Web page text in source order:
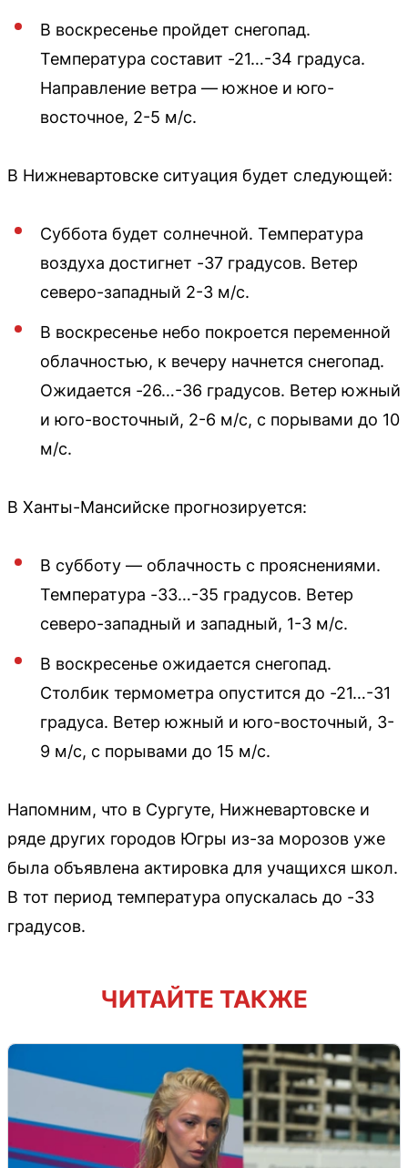
В воскресенье пройдет снегопад.
Температура составит -21…-34 градуса.
Направление ветра — южное и юго-
восточное, 2-5 м/с.
В Нижневартовске ситуация будет следующей:
Суббота будет солнечной. Температура
воздуха достигнет -37 градусов. Ветер
северо-западный 2-3 м/с.
В воскресенье небо покроется переменной
облачностью, к вечеру начнется снегопад.
Ожидается -26…-36 градусов. Ветер южный
и юго-восточный, 2-6 м/с, с порывами до 10
м/с.
В Ханты-Мансийске прогнозируется:
В субботу — облачность с прояснениями.
Температура -33…-35 градусов. Ветер
северо-западный и западный, 1-3 м/с.
В воскресенье ожидается снегопад.
Столбик термометра опустится до -21…-31
градуса. Ветер южный и юго-восточный, 3-
9 м/с, с порывами до 15 м/с.
Напомним, что в Сургуте, Нижневартовске и
ряде других городов Югры из-за морозов уже
была объявлена актировка для учащихся школ.
В тот период температура опускалась до -33
градусов.
ЧИТАЙТЕ ТАКЖЕ